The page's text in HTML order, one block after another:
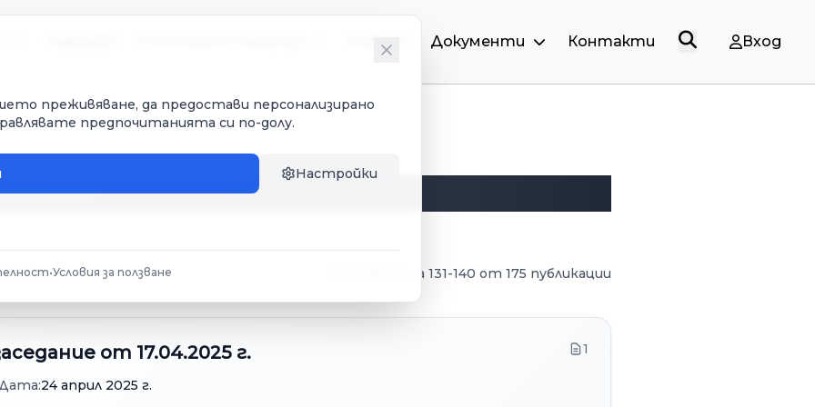
Новини Документи Контакти Вход
Показване на 131-140 от 175 публикации
от 17.04.2025 г. 1
24 април 2025 г.
преживяване, да предостави персонализирано
предпочитанията си по-долу.
Настройки
•Условия за ползване